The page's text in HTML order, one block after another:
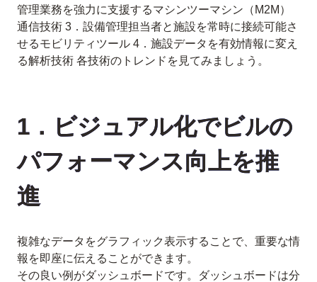
管理業務を強力に支援するマシンツーマシン（M2M）
通信技術 3．設備管理担当者と施設を常時に接続可能さ
せるモビリティツール 4．施設データを有効情報に変え
る解析技術 各技術のトレンドを見てみましょう。
1．ビジュアル化でビルの
パフォーマンス向上を推
進
複雑なデータをグラフィック表示することで、重要な情
報を即座に伝えることができます。
その良い例がダッシュボードです。ダッシュボードは分